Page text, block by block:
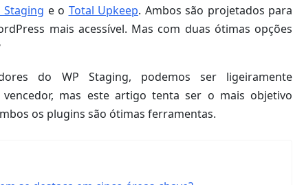
Staging e o Total Upkeep. Ambos são projetados para
mais acessível. Mas com duas ótimas opções
do WP Staging, podemos ser ligeiramente
mas este artigo tenta ser o mais objetivo
os plugins são ótimas ferramentas.